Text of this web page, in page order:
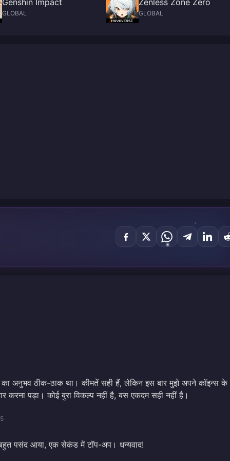
Genshin Impact
GLOBAL
Zenless Zone Zero
GLOBAL
अनुभव ठीक-ठाक था। कीमतें सही हैं, लेकिन इस बार मुझे अपने कॉइन्स के
करना पड़ा। कोई बुरा विकल्प नहीं है, बस एकदम सही नहीं है।
पसंद आया, एक सेकंड में टॉप-अप। धन्यवाद!